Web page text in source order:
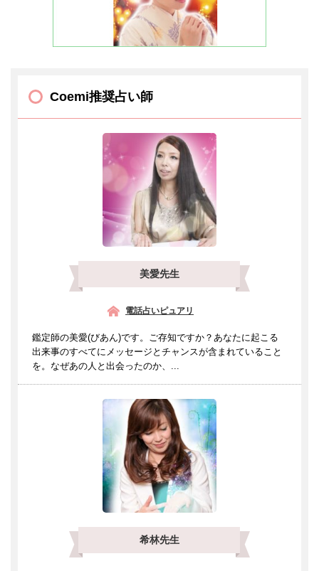
Coemi推奨占い師
美愛先生
電話占いピュアリ
鑑定師の美愛(びあん)です。ご存知ですか？あなたに起こる
出来事のすべてにメッセージとチャンスが含まれていること
を。なぜあの人と出会ったのか、...
希林先生